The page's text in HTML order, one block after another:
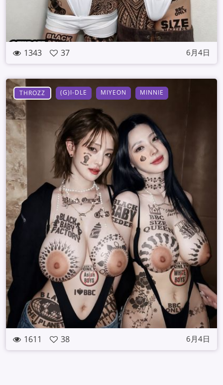
1343 37 6月4日
THROZZ (G)I-DLE MIYEON MINNIE
1611 38 6月4日